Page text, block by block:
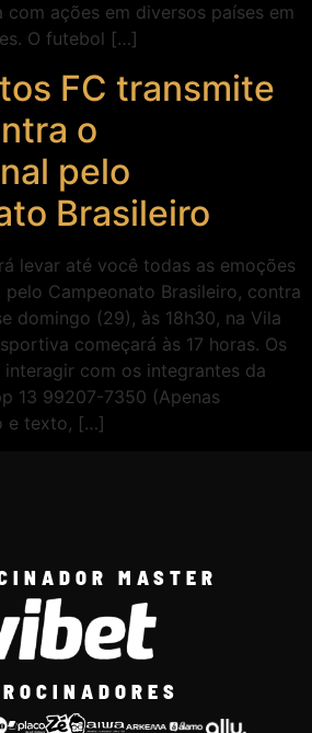
ações em diversos países em
O futebol […]
FC transmite
o
pelo
Brasileiro
levar até você todas as emoções
Campeonato Brasileiro, contra
domingo (29), às 18h30, na Vila
começará às 17 horas. Os
com os integrantes da
13 99207-7350 (Apenas
e texto, […]
MASTER